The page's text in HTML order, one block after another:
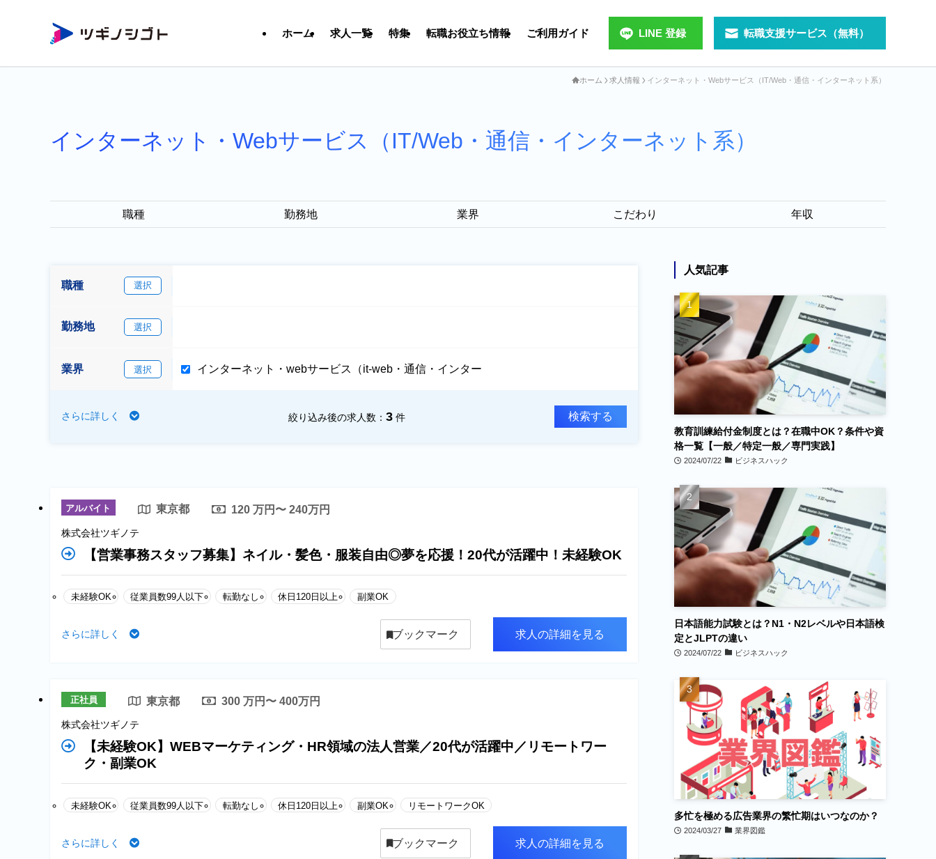
ホーム 求人一覧 特集 転職お役立ち情報 ご利用ガイド LINE 登録 転職支援サービス（無料）
ホーム 求人情報 インターネット・Webサービス（IT/Web・通信・インターネット系）
インターネット・Webサービス（IT/Web・通信・インターネット系）
職種 勤務地 業界 こだわり 年収
職種 選択
勤務地 選択
業界 選択 インターネット・webサービス（it-web・通信・インター
さらに詳しく 絞り込み後の求人数：3 件 検索する
アルバイト 東京都 120 万円〜 240万円
株式会社ツギノテ
【営業事務スタッフ募集】ネイル・髪色・服装自由◎夢を応援！20代が活躍中！未経験OK
未経験OK 従業員数99人以下 転勤なし 休日120日以上 副業OK
さらに詳しく ブックマーク 求人の詳細を見る
正社員 東京都 300 万円〜 400万円
株式会社ツギノテ
【未経験OK】WEBマーケティング・HR領域の法人営業／20代が活躍中／リモートワー
ク・副業OK
未経験OK 従業員数99人以下 転勤なし 休日120日以上 副業OK リモートワークOK
さらに詳しく ブックマーク 求人の詳細を見る
人気記事
教育訓練給付金制度とは？在職中OK？条件や資
格一覧【一般／特定一般／専門実践】
2024/07/22 ビジネスハック
日本語能力試験とは？N1・N2レベルや日本語検
定とJLPTの違い
2024/07/22 ビジネスハック
多忙を極める広告業界の繁忙期はいつなのか？
2024/03/27 業界図鑑